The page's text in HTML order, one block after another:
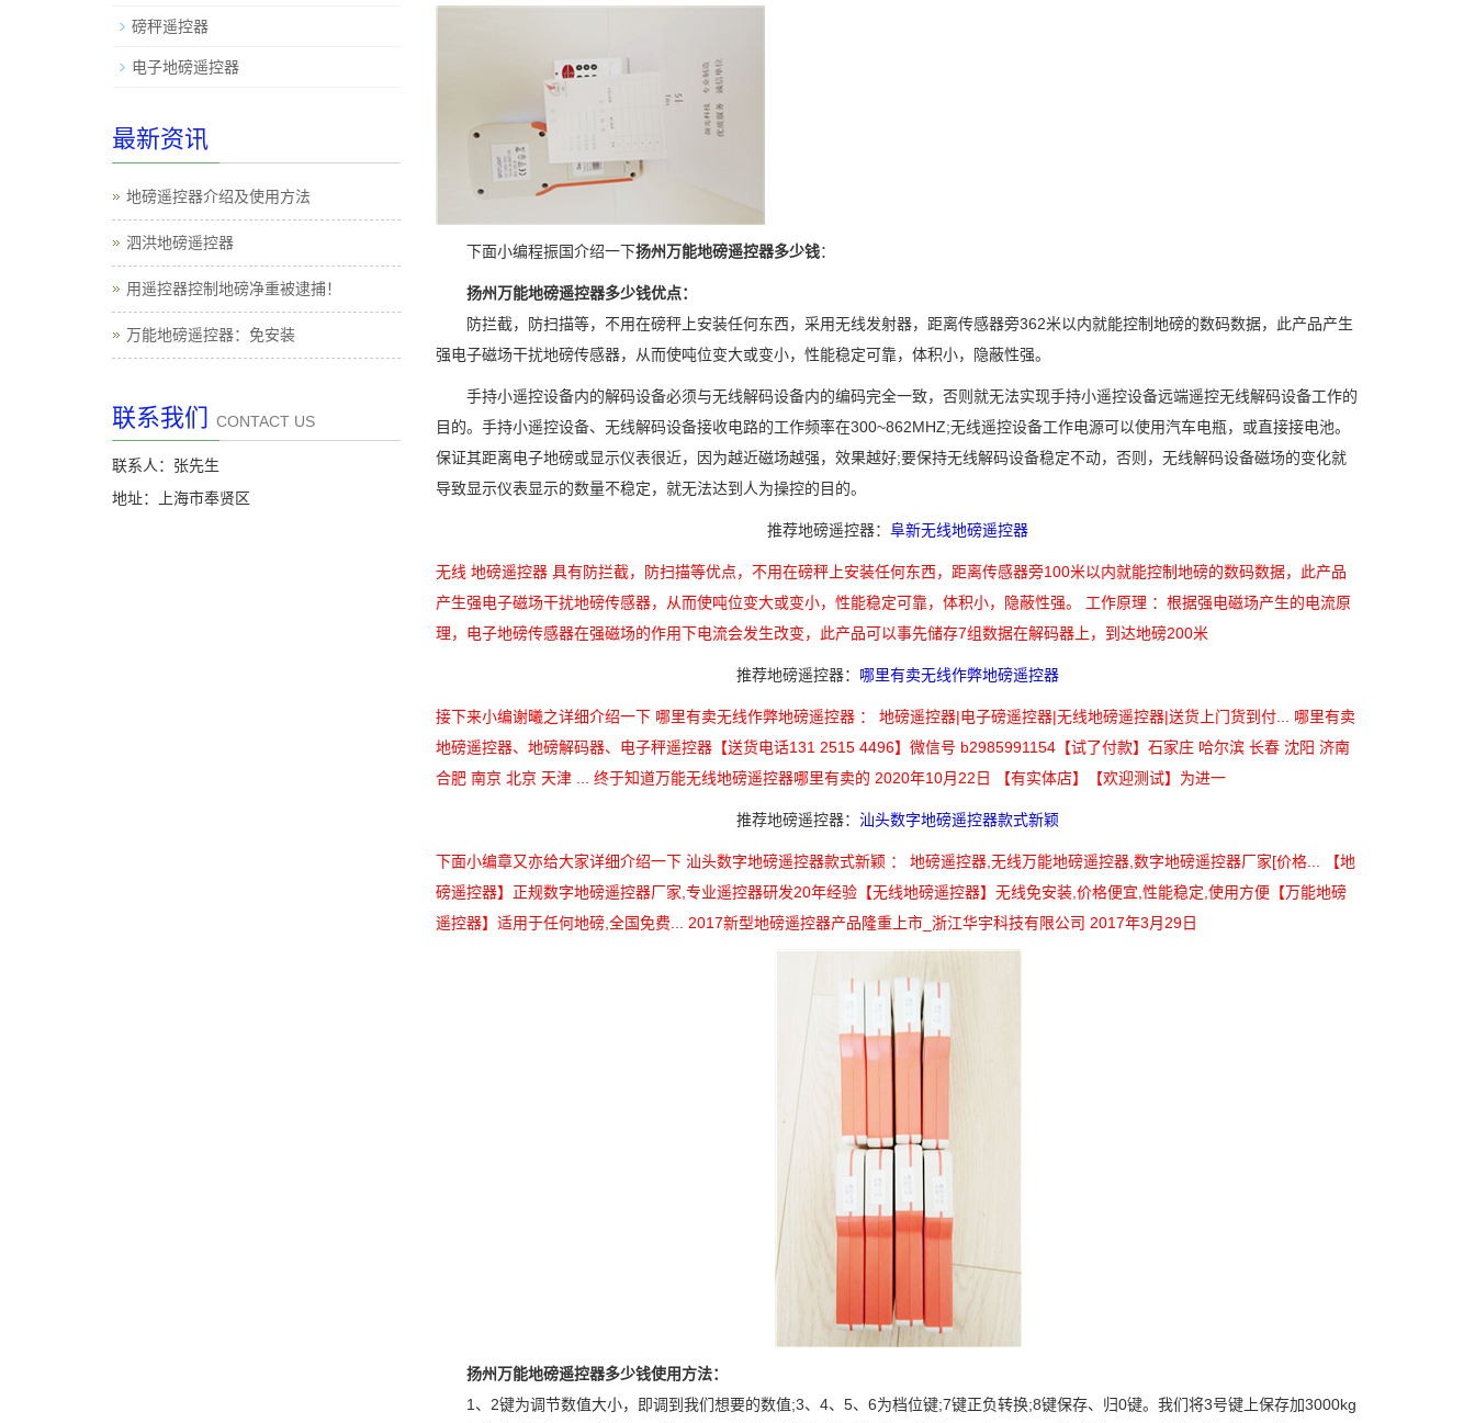
下面小编程振国介绍一下扬州万能地磅遥控器多少钱：
扬州万能地磅遥控器多少钱优点：
防拦截，防扫描等，不用在磅秤上安装任何东西，采用无线发射器，距离传感器旁362米以内就能控制地磅的数码数据，此产品产生
强电子磁场干扰地磅传感器，从而使吨位变大或变小，性能稳定可靠，体积小，隐蔽性强。
手持小遥控设备内的解码设备必须与无线解码设备内的编码完全一致，否则就无法实现手持小遥控设备远端遥控无线解码设备工作的
目的。手持小遥控设备、无线解码设备接收电路的工作频率在300~862MHZ;无线遥控设备工作电源可以使用汽车电瓶，或直接接电池。
保证其距离电子地磅或显示仪表很近，因为越近磁场越强，效果越好;要保持无线解码设备稳定不动，否则，无线解码设备磁场的变化就
导致显示仪表显示的数量不稳定，就无法达到人为操控的目的。
推荐地磅遥控器：阜新无线地磅遥控器
无线 地磅遥控器 具有防拦截，防扫描等优点，不用在磅秤上安装任何东西，距离传感器旁100米以内就能控制地磅的数码数据，此产品
产生强电子磁场干扰地磅传感器，从而使吨位变大或变小，性能稳定可靠，体积小，隐蔽性强。 工作原理 ：根据强电磁场产生的电流原
理，电子地磅传感器在强磁场的作用下电流会发生改变，此产品可以事先储存7组数据在解码器上，到达地磅200米
推荐地磅遥控器： 哪里有卖无线作弊地磅遥控器
接下来小编谢曦之详细介绍一下 哪里有卖无线作弊地磅遥控器 ： 地磅遥控器|电子磅遥控器|无线地磅遥控器|送货上门货到付... 哪里有卖
地磅遥控器、地磅解码器、电子秤遥控器【送货电话131 2515 4496】微信号 b2985991154【试了付款】石家庄 哈尔滨 长春 沈阳 济南
合肥 南京 北京 天津 ... 终于知道万能无线地磅遥控器哪里有卖的 2020年10月22日 ​​【有实体店】【欢迎测试】为进一
推荐地磅遥控器：汕头数字地磅遥控器款式新颖
下面小编章又亦给大家详细介绍一下 汕头数字地磅遥控器款式新颖 ： 地磅遥控器,无线万能地磅遥控器,数字地磅遥控器厂家[价格... 【地
磅遥控器】正规数字地磅遥控器厂家,专业遥控器研发20年经验【无线地磅遥控器】无线免安装,价格便宜,性能稳定,使用方便【万能地磅
遥控器】适用于任何地磅,全国免费... 2017新型地磅遥控器产品隆重上市_浙江华宇科技有限公司 2017年3月29日
扬州万能地磅遥控器多少钱使用方法：
1、2键为调节数值大小，即调到我们想要的数值;3、4、5、6为档位键;7键正负转换;8键保存、归0键。我们将3号键上保存加3000kg
磅秤遥控器
电子地磅遥控器
最新资讯
地磅遥控器介绍及使用方法
泗洪地磅遥控器
用遥控器控制地磅净重被逮捕！
万能地磅遥控器：免安装
联系我们 CONTACT US
联系人：张先生
地址：上海市奉贤区